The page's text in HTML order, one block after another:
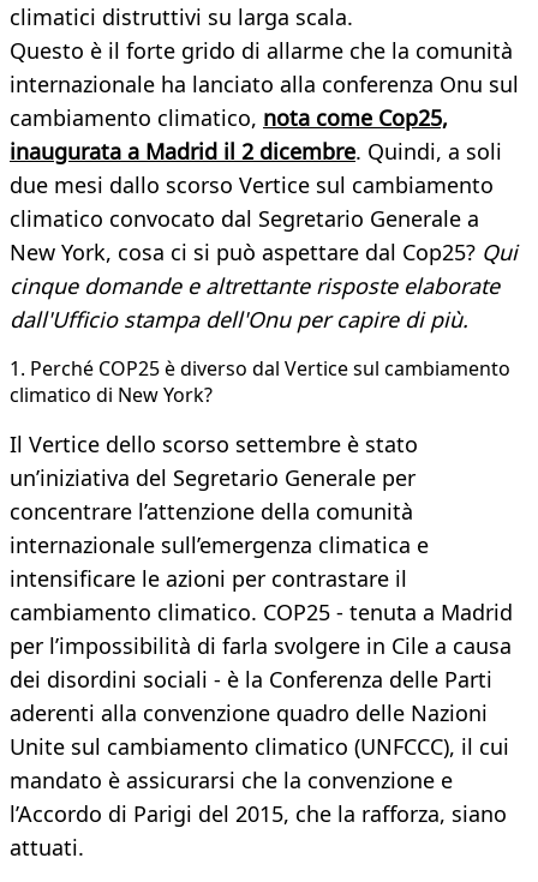
climatici distruttivi su larga scala.
Questo è il forte grido di allarme che la comunità
internazionale ha lanciato alla conferenza Onu sul
cambiamento climatico, nota come Cop25,
inaugurata a Madrid il 2 dicembre. Quindi, a soli
due mesi dallo scorso Vertice sul cambiamento
climatico convocato dal Segretario Generale a
New York, cosa ci si può aspettare dal Cop25? Qui
cinque domande e altrettante risposte elaborate
dall'Ufficio stampa dell'Onu per capire di più.
1. Perché COP25 è diverso dal Vertice sul cambiamento
climatico di New York?
Il Vertice dello scorso settembre è stato
un’iniziativa del Segretario Generale per
concentrare l’attenzione della comunità
internazionale sull’emergenza climatica e
intensificare le azioni per contrastare il
cambiamento climatico. COP25 - tenuta a Madrid
per l’impossibilità di farla svolgere in Cile a causa
dei disordini sociali - è la Conferenza delle Parti
aderenti alla convenzione quadro delle Nazioni
Unite sul cambiamento climatico (UNFCCC), il cui
mandato è assicurarsi che la convenzione e
l’Accordo di Parigi del 2015, che la rafforza, siano
attuati.